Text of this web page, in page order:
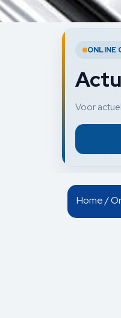
ONLINE
Voor
Home/